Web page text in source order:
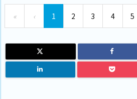
« ‹ 1 2 3 4 5